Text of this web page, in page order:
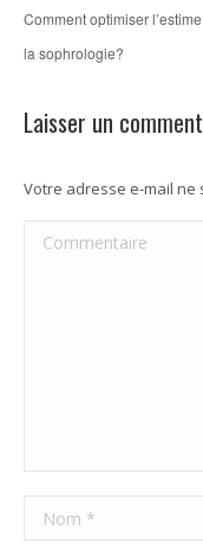
Comment optimiser
la sophrologie?
Laisser un
Votre adresse e-mail ne
Commentaire
Nom *